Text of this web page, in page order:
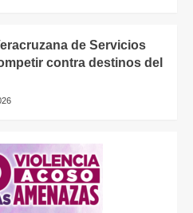
de Servicios
contra destinos del